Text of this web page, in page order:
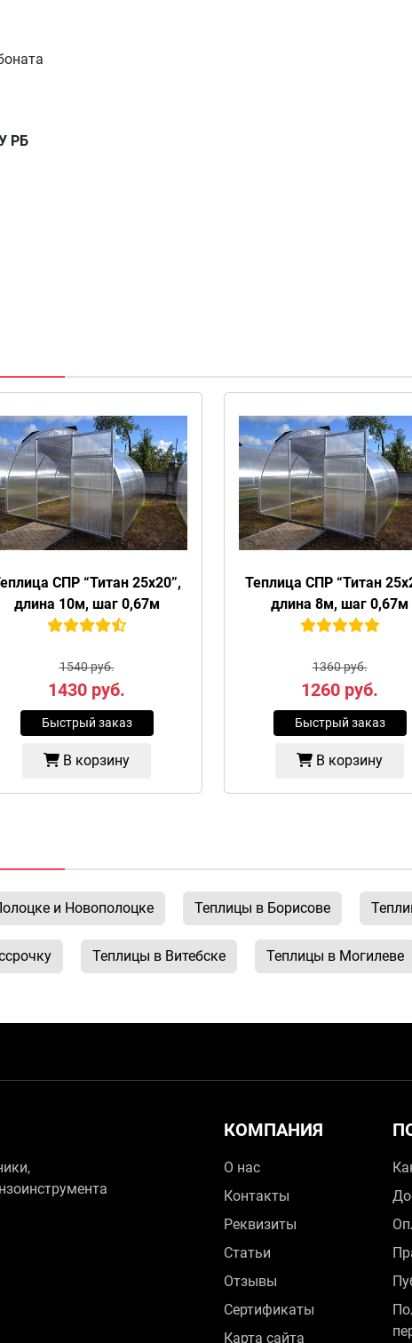
РБ
СПР “Титан 25х20”,
длина 10м, шаг 0,67м
1540 руб.
1430 руб.
Быстрый заказ
В корзину
Теплица СПР “Титан
длина 8м, шаг 0,67м
1360 руб.
1260 руб.
Быстрый заказ
В корзину
и Новополоцке Теплицы в Борисове
Теплицы в Витебске Теплицы в Могилеве
КОМПАНИЯ
О нас
Контакты
Реквизиты
Статьи
Отзывы
Сертификаты
Карта сайта